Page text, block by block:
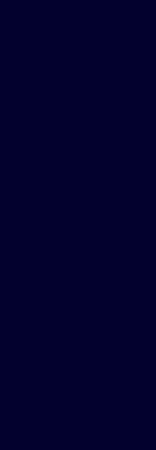
zelf zaken.
te isoleren.